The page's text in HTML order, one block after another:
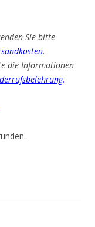
Sie bitte
.
die Informationen
.